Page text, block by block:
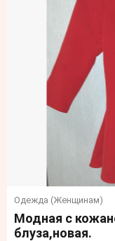
Одежда (Женщинам)
Модная с
блуза,новая.